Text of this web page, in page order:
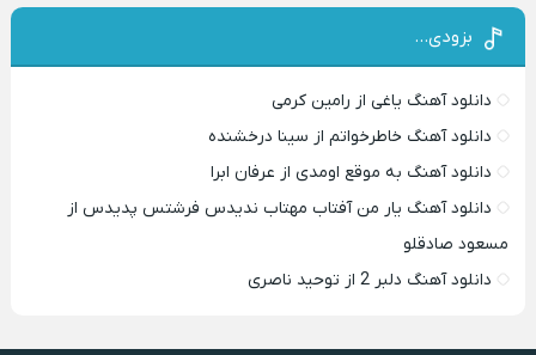
بزودی…
دانلود آهنگ یاغی از رامین کرمی
دانلود آهنگ خاطرخواتم از سینا درخشنده
دانلود آهنگ به موقع اومدی از عرفان ابرا
دانلود آهنگ یار من آفتاب مهتاب ندیدس فرشتس پدیدس از
مسعود صادقلو
دانلود آهنگ دلبر 2 از توحید ناصری